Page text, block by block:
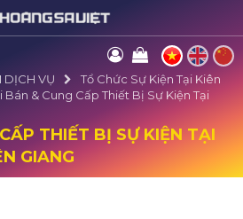
DỊCH VỤ
Tổ Chức Sự Kiện Tại Kiên
Bán & Cung Cấp Thiết Bị Sự Kiện Tại
THIẾT BỊ SỰ KIỆN TẠI
GIANG